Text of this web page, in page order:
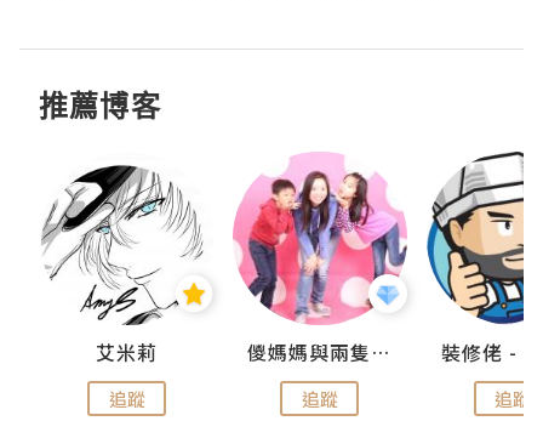
推薦博客
艾米莉
追蹤
儍媽媽與兩隻小魔怪之家
追蹤 追蹤